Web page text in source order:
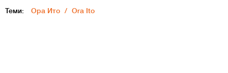
Теми: Ора Ито Ora Ito